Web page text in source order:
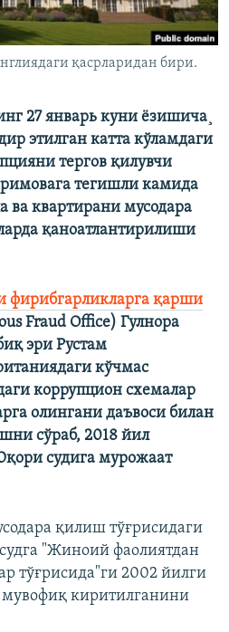
қасрларидан бири.
27 январь куни ëзишича¸
этилган катта кўламдаги
тергов қилувчи
тегишли камида
ва квартирани мусодара
қаноатлантирилиши
фирибгарликларга қарши
Fraud Office) Гулнора
эри Рустам
кўчмас
коррупцион схемалар
олингани даъвоси билан
сўраб, 2018 йил
судига мурожаат
қилиш тўғрисидаги
"Жиноий фаолиятдан
тўғрисида"ги 2002 йилги
киритилганини